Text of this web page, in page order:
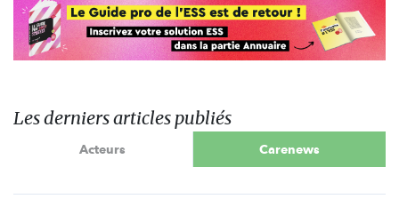
Les derniers articles publiés
Acteurs Carenews